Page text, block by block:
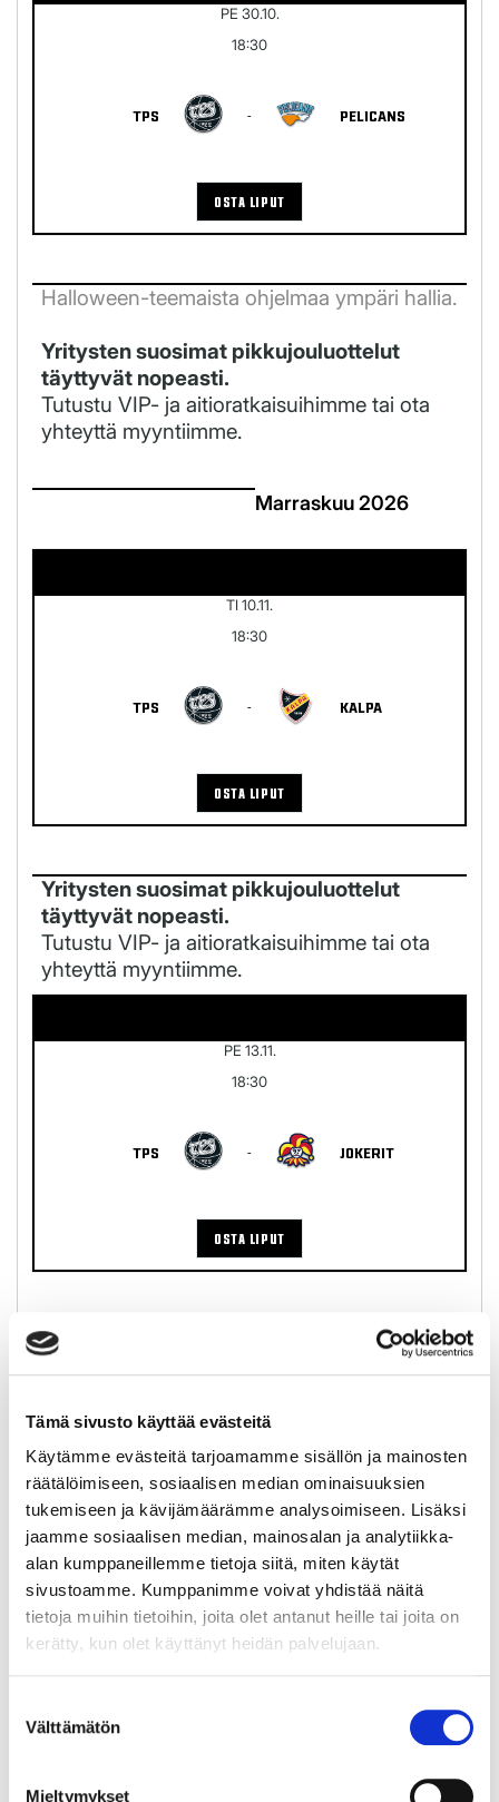
Tämä sivusto käyttää evästeitä
Käytämme evästeitä tarjoamamme sisällön ja mainosten
räätälöimiseen, sosiaalisen median ominaisuuksien
tukemiseen ja kävijämäärämme analysoimiseen. Lisäksi
jaamme sosiaalisen median, mainosalan ja analytiikka-
alan kumppaneillemme tietoja siitä, miten käytät
sivustoamme. Kumppanimme voivat yhdistää näitä
tietoja muihin tietoihin, joita olet antanut heille tai joita on
kerätty, kun olet käyttänyt heidän palvelujaan.
valinta
Välttämätön
Mieltymykset
PE 30.10.
18:30
TPS - PELICANS
OSTA LIPUT
Halloween-teemaista ohjelmaa ympäri hallia.
Yritysten suosimat pikkujouluottelut
täyttyvät nopeasti.
Tutustu VIP- ja aitioratkaisuihimme tai ota
yhteyttä myyntiimme.
Marraskuu 2026
TI 10.11.
18:30
TPS - KALPA
OSTA LIPUT
Yritysten suosimat pikkujouluottelut
täyttyvät nopeasti.
Tutustu VIP- ja aitioratkaisuihimme tai ota
yhteyttä myyntiimme.
PE 13.11.
18:30
TPS - JOKERIT
OSTA LIPUT
Yritysten suosimat pikkujouluottelut
täyttyvät nopeasti.
yhteyttä myyntiimme.
KE 18.11.
TPS - KÄRPÄT